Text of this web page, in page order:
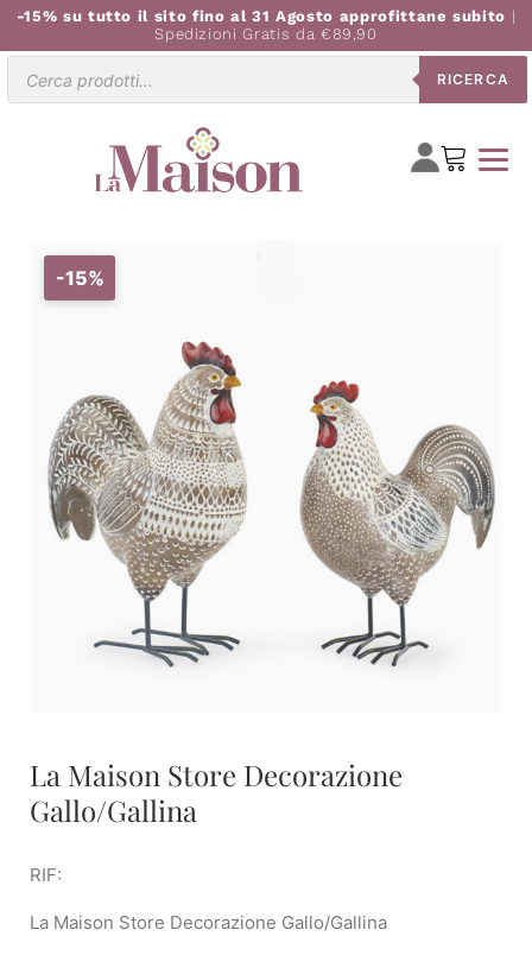
-15% su tutto il sito fino al 31 Agosto approfittane subito |
Spedizioni Gratis da €89,90
RICERCA
-15%
La Maison Store Decorazione
Gallo/Gallina
RIF:
La Maison Store Decorazione Gallo/Gallina